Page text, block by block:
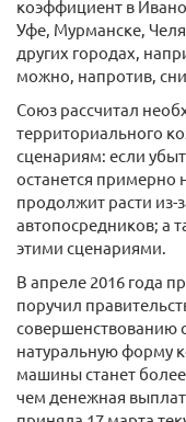
коэффициент в
Уфе, Мурманске,
других городах,
можно, напротив,
Союз рассчитал
территориального
сценариям: если
останется примерно
продолжит расти из-
автопосредников; а
этими сценариями.
В апреле 2016 года
поручил
совершенствованию
натуральную форму
машины станет
чем денежная